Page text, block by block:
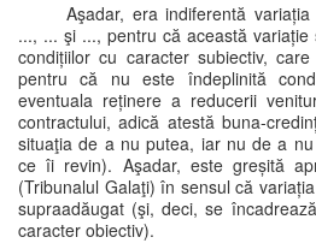
Aşadar, era indiferentă
..., ... şi ..., pentru că această
condițiilor cu caracter subiectiv,
pentru că nu este îndeplinită
eventuala reținere a reducerii
contractului, adică atestă buna-
situaţia de a nu putea, iar nu de a
ce îi revin). Aşadar, este greșită
(Tribunalul Galaţi) în sensul că
supraadăugat (şi, deci, se
caracter obiectiv).